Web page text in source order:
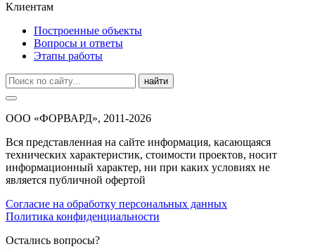
Клиентам
Построенные объекты
Вопросы и ответы
Этапы работы
найти
ООО «ФОРВАРД», 2011-2026
Вся представленная на сайте информация, касающаяся
технических характеристик, стоимости проектов, носит
информационный характер, ни при каких условиях не
является публичной офертой
Согласие на обработку персональных данных
Политика конфиденциальности
Остались вопросы?